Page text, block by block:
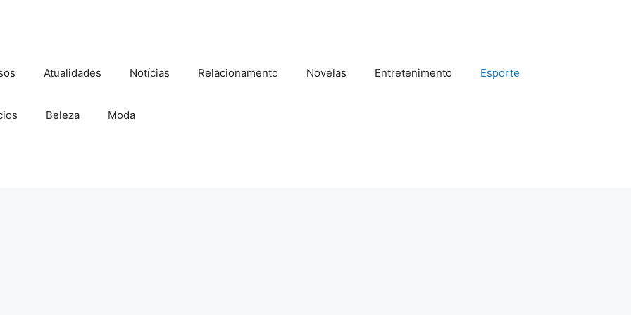
Atualidades Notícias Relacionamento Novelas Entretenimento Esporte
Beleza Moda